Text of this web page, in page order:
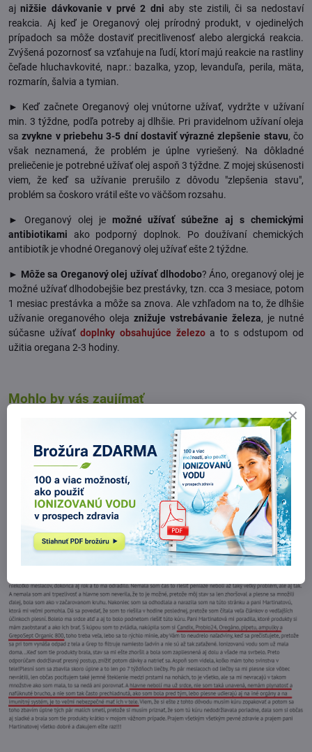
ajnižšie dávkovanie v prvé 2 dni aby ste zistili, či sa nedostaví
reakcia. Aj keď je Oreganový olej prírodný produkt, v ojedinelých
prípadoch sa môže dostaviť precitlivenosť alebo alergická reakcia.
Zvýšená pozornosť sa vzťahuje na ľudí, ktorí majú reakcie na rastliny
čeľade hluchavkovité, napr.: bazalka, yzop, levanduľa, perila, mäta,
rozmarín, šalvia a tymian.
► Keď začnete Oreganový olej vnútorne užívať, vydržte v užívaní
min. 3 týždne, podľa potreby aj dlhšie. Pri pravidelnom užívaní oleja
sazvykne v priebehu 3-5 dní dostaviť výrazné zlepšenie stavu, čo
však neznamená, že problém je úplne vyriešený. Na dôkladné
preliečenie je potrebné užívať olej aspoň 3 týždne. Z mojej skúsenosti
viem, že keď sa užívanie prerušilo z dôvodu "zlepšenia stavu",
problém sa čoskoro vrátil ešte vo väčšom rozsahu.
► Oreganový olej je možné užívať súbežne aj s chemickými
antibiotikami ako podporný doplnok. Po doužívaní chemických
antibiotík je vhodné Oreganový olej užívať ešte 2 týždne.
► Môže sa Oreganový olej užívať dlhodobo? Áno, oreganový olej je
možné užívať dlhodobejšie bez prestávky, tzn. cca 3 mesiace, potom
1 mesiac prestávka a môže sa znova. Ale vzhľadom na to, že dlhšie
užívanie oreganového oleja znižuje vstrebávanie železa, je nutné
súčasne užívaťdoplnky obsahujúce železoa to s odstupom od
užitia oregana 2-3 hodiny.
Mohlo by vás zaujímať
Články z Natur♥Blogu: Skúsenosti s Oreganovým olejom
Čo musíte vedieť, aby ste sa plesní na nohách zbavili čo najskôr
Osobná skúsenosť Andrejky pri problémoch s
plesňami